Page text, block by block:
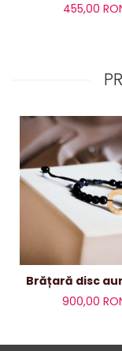
455,00
Brățară disc
900,00